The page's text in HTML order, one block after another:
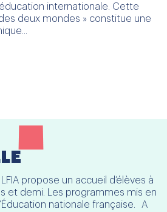
internationale. Cette
deux mondes » constitue une
propose un accueil d’élèves à
et demi. Les programmes mis en
nationale française. A